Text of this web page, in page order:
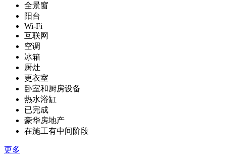
全景窗
阳台
Wi-Fi
互联网
空调
冰箱
厨灶
更衣室
卧室和厨房设备
热水浴缸
已完成
豪华房地产
在施工有中间阶段
更多